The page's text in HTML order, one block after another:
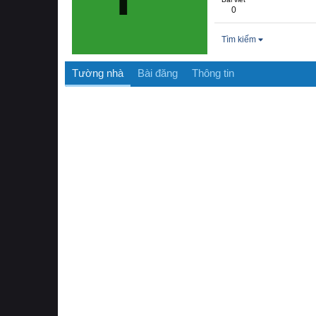
0
Tìm kiếm
Tường nhà Bài đăng Thông tin